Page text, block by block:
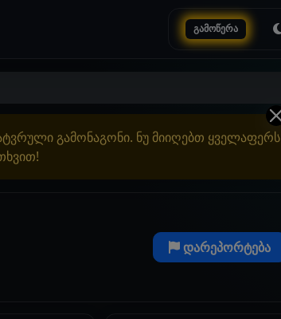
გამოწერა
გამონაგონი. ნუ მიიღებთ ყველაფერს
დარეპორტება